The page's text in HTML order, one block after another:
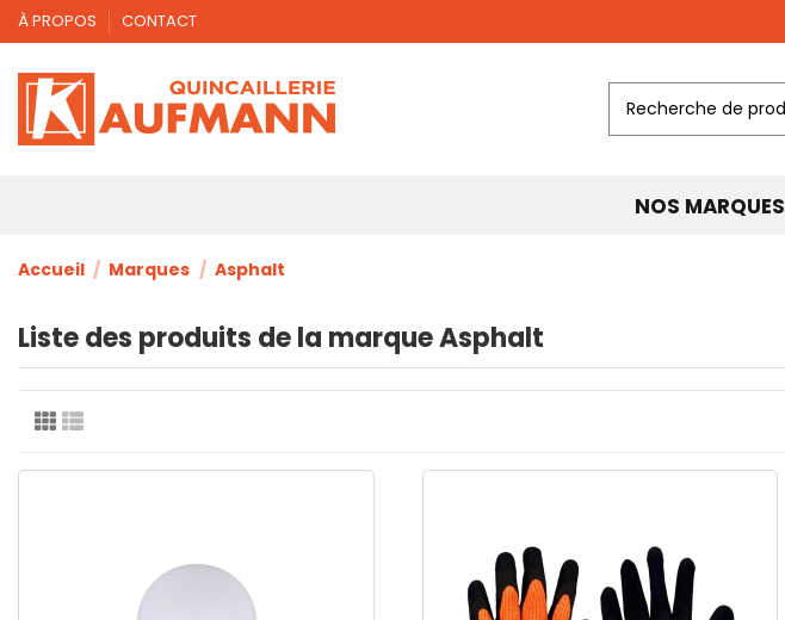
À PROPOS CONTACT
NOS MARQUES
Accueil Marques Asphalt
Liste des produits de la marque Asphalt